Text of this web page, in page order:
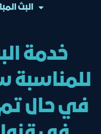
البث
خدمة
للمناسبة
في حال تم